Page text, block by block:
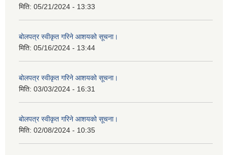
मिति: 05/21/2024 - 13:33
बोलपत्र स्वीकृत गरिने आशयको सूचना।
मिति: 05/16/2024 - 13:44
बोलपत्र स्वीकृत गरिने आशयको सूचना।
मिति: 03/03/2024 - 16:31
बोलपत्र स्वीकृत गरिने आशयको सूचना।
मिति: 02/08/2024 - 10:35